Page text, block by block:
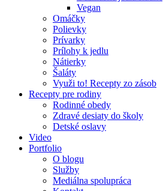
Vegan
Omáčky
Polievky
Prívarky
Prílohy k jedlu
Nátierky
Šaláty
Využi to! Recepty zo zásob
Recepty pre rodiny
Rodinné obedy
Zdravé desiaty do školy
Detské oslavy
Video
Portfolio
O blogu
Služby
Mediálna spolupráca